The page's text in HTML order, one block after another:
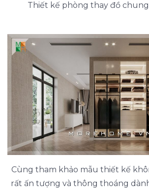
Thiết kế phòng thay đồ chung
Cùng tham khảo mẫu thiết kế
rất ấn tượng và thông thoáng